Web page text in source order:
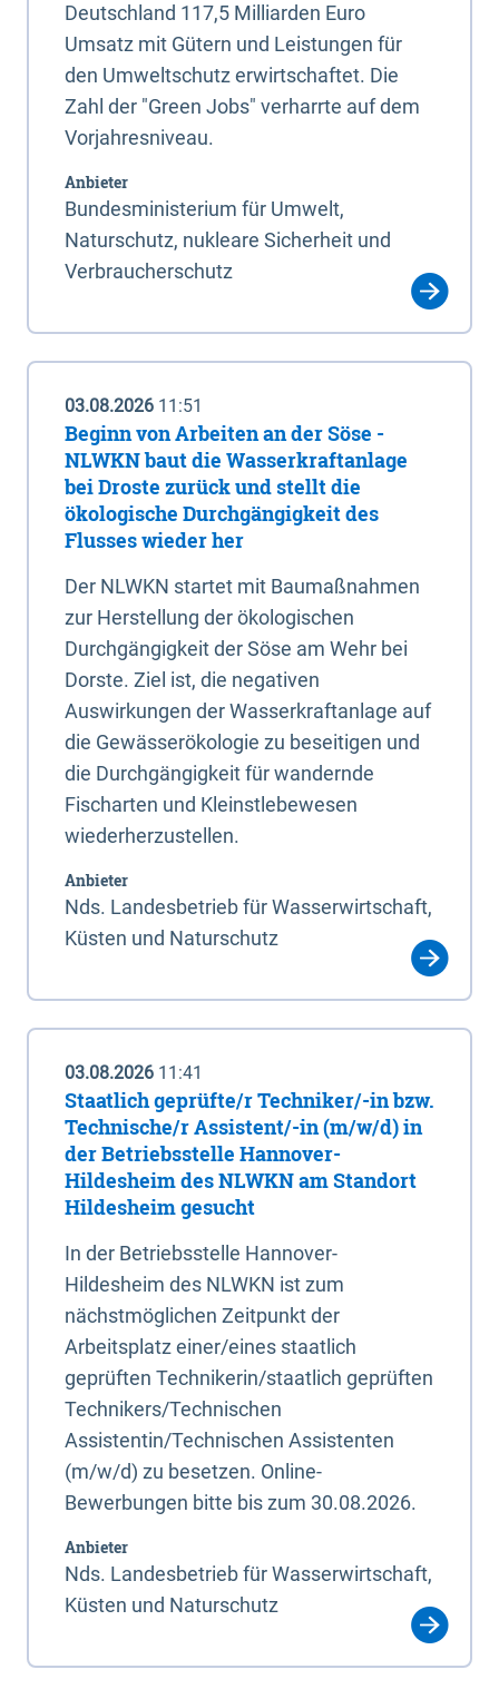
Deutschland 117,5 Milliarden Euro
Umsatz mit Gütern und Leistungen für
den Umweltschutz erwirtschaftet. Die
Zahl der "Green Jobs" verharrte auf dem
Vorjahresniveau.
Anbieter
Bundesministerium für Umwelt,
Naturschutz, nukleare Sicherheit und
Verbraucherschutz
03.08.2026 11:51
Beginn von Arbeiten an der Söse -
NLWKN baut die Wasserkraftanlage
bei Droste zurück und stellt die
ökologische Durchgängigkeit des
Flusses wieder her
Der NLWKN startet mit Baumaßnahmen
zur Herstellung der ökologischen
Durchgängigkeit der Söse am Wehr bei
Dorste. Ziel ist, die negativen
Auswirkungen der Wasserkraftanlage auf
die Gewässerökologie zu beseitigen und
die Durchgängigkeit für wandernde
Fischarten und Kleinstlebewesen
wiederherzustellen.
Anbieter
Nds. Landesbetrieb für Wasserwirtschaft,
Küsten und Naturschutz
03.08.2026 11:41
Staatlich geprüfte/r Techniker/-in bzw.
Technische/r Assistent/-in (m/w/d) in
der Betriebsstelle Hannover-
Hildesheim des NLWKN am Standort
Hildesheim gesucht
In der Betriebsstelle Hannover-
Hildesheim des NLWKN ist zum
nächstmöglichen Zeitpunkt der
Arbeitsplatz einer/eines staatlich
geprüften Technikerin/staatlich geprüften
Technikers/Technischen
Assistentin/Technischen Assistenten
(m/w/d) zu besetzen. Online-
Bewerbungen bitte bis zum 30.08.2026.
Anbieter
Nds. Landesbetrieb für Wasserwirtschaft,
Küsten und Naturschutz